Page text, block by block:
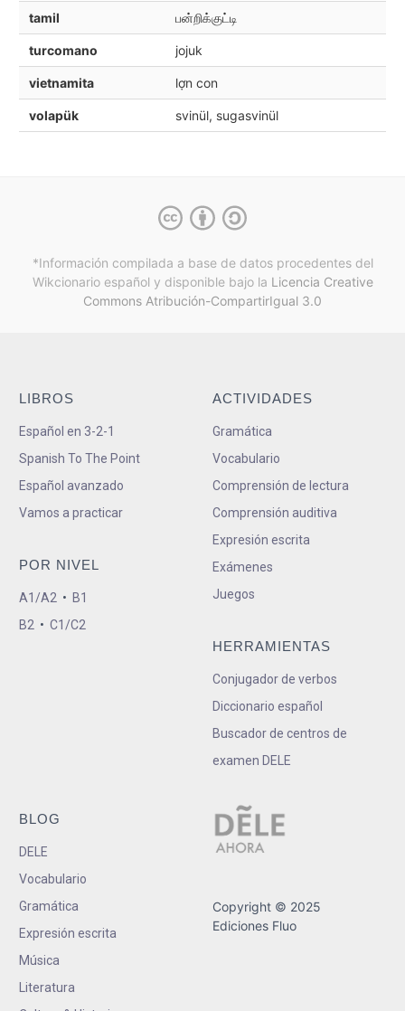
tamil பன்றிக்குட்டி
turcomano jojuk
vietnamita lợn con
volapük svinül, sugasvinül
*Información compilada a base de datos procedentes del
Wikcionario español y disponible bajo la Licencia Creative
Commons Atribución-CompartirIgual 3.0
LIBROS
Español en 3-2-1
Spanish To The Point
Español avanzado
Vamos a practicar
POR NIVEL
A1/A2 • B1
B2 • C1/C2
ACTIVIDADES
Gramática
Vocabulario
Comprensión de lectura
Comprensión auditiva
Expresión escrita
Exámenes
Juegos
HERRAMIENTAS
Conjugador de verbos
Diccionario español
Buscador de centros de
examen DELE
BLOG
DELE
Vocabulario
Gramática
Expresión escrita
Música
Literatura
Copyright © 2025
Ediciones Fluo